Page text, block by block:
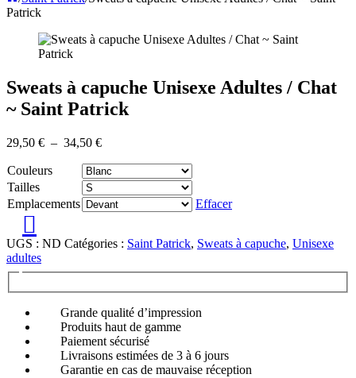
Patrick
Sweats à capuche Unisexe Adultes / Chat
~ Saint Patrick
29,50 € – 34,50 €Plage
prix :
29,50 €
à
34,50 €
Couleurs
Tailles
Emplacements
Effacer
UGS : ND Catégories : Saint Patrick, Sweats à capuche, Unisexe
adultes
Grande qualité d’impression
Produits haut de gamme
Paiement sécurisé
Livraisons estimées de 3 à 6 jours
Garantie en cas de mauvaise réception